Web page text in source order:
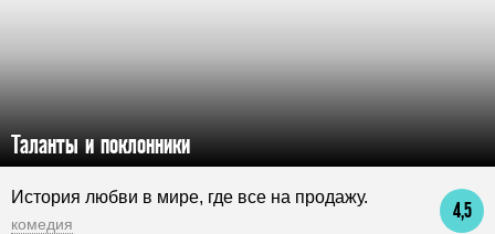
Таланты и поклонники
4,5
История любви в мире, где все на продажу.
комедия